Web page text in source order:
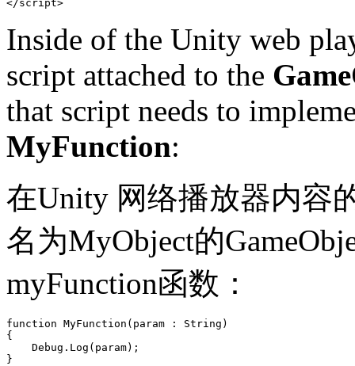
</script>
Inside of the Unity web
script attached to the
that script needs to
MyFunction:
在Unity 网络播放器内容
名为MyObject的
myFunction函数：
function MyFunction(param : String)
{
    Debug.Log(param);
}